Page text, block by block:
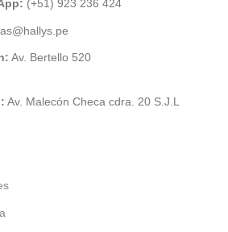
(+51) 923 236 424
Av. Bertello 520
Av. Malecón Checa cdra. 20 S.J.L